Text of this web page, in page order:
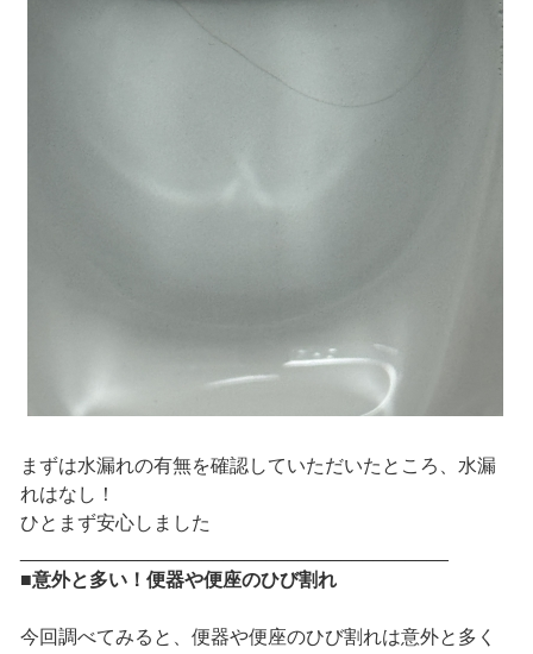
まずは水漏れの有無を確認していただいたところ、水漏
れはなし！
ひとまず安心しました
■意外と多い！便器や便座のひび割れ
今回調べてみると、便器や便座のひび割れは意外と多く